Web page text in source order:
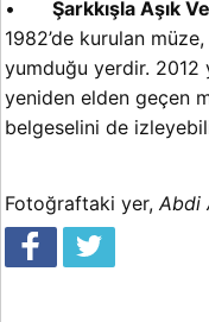
•
Şarkkışla Aşık
1982’de kurulan
yumduğu yerdir. 2012
yeniden elden geçen
belgeselini de
Fotoğraftaki yer,Abdi